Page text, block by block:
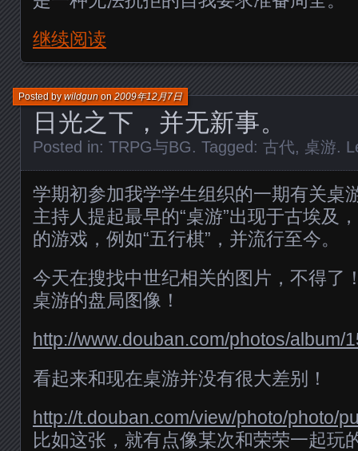
继续阅读
日光之下，并无新事。
Posted bywildgunon2009年12月7日
Posted in: TRPG与BG. Tagged: 古代, 桌游.
学期初参加我学学生组织的一期有关桌
主持人提起最早的“桌游”出现于古埃及
的游戏，例如“五行棋”，并流行至今。
今天在搜找中世纪相关的图片，不得了
桌游的盘局图像！
http://www.douban.com/photos/album/
看起来和现在桌游并没有很大差别！
http://t.douban.com/view/photo/photo/
比如这张，就有点像某次和荣荣一起